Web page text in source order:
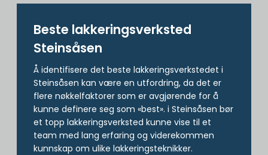
Beste lakkerings­verksted
Steinsåsen
Å identifisere det beste lakkeringsverkstedet i
Steinsåsen kan være en utfordring, da det er
flere nøkkelfaktorer som er avgjørende for å
kunne definere seg som «best». i Steinsåsen bør
et topp lakkeringsverksted kunne vise til et
team med lang erfaring og viderekommen
kunnskap om ulike lakkeringsteknikker.